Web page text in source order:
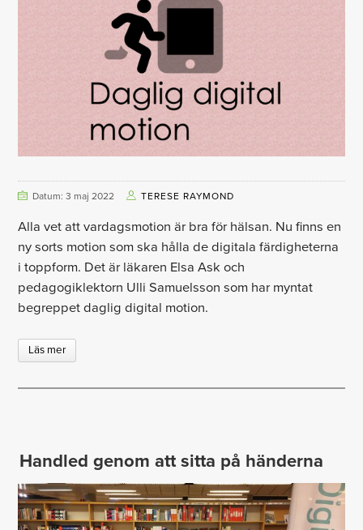
Datum: 3 maj 2022 TERESE RAYMOND
Alla vet att vardagsmotion är bra för hälsan. Nu finns en
ny sorts motion som ska hålla de digitala färdigheterna
i toppform. Det är läkaren Elsa Ask och
pedagogiklektorn Ulli Samuelsson som har myntat
begreppet daglig digital motion.
Läs mer
Handled genom att sitta på händerna